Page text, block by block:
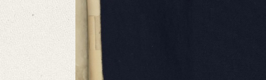
OAI Id: 343347008
Bibliography: Briefe von und an August Wilhelm Schlegel.
You will excuse, I hope, my troubling you so soon with another letter
Manuscript